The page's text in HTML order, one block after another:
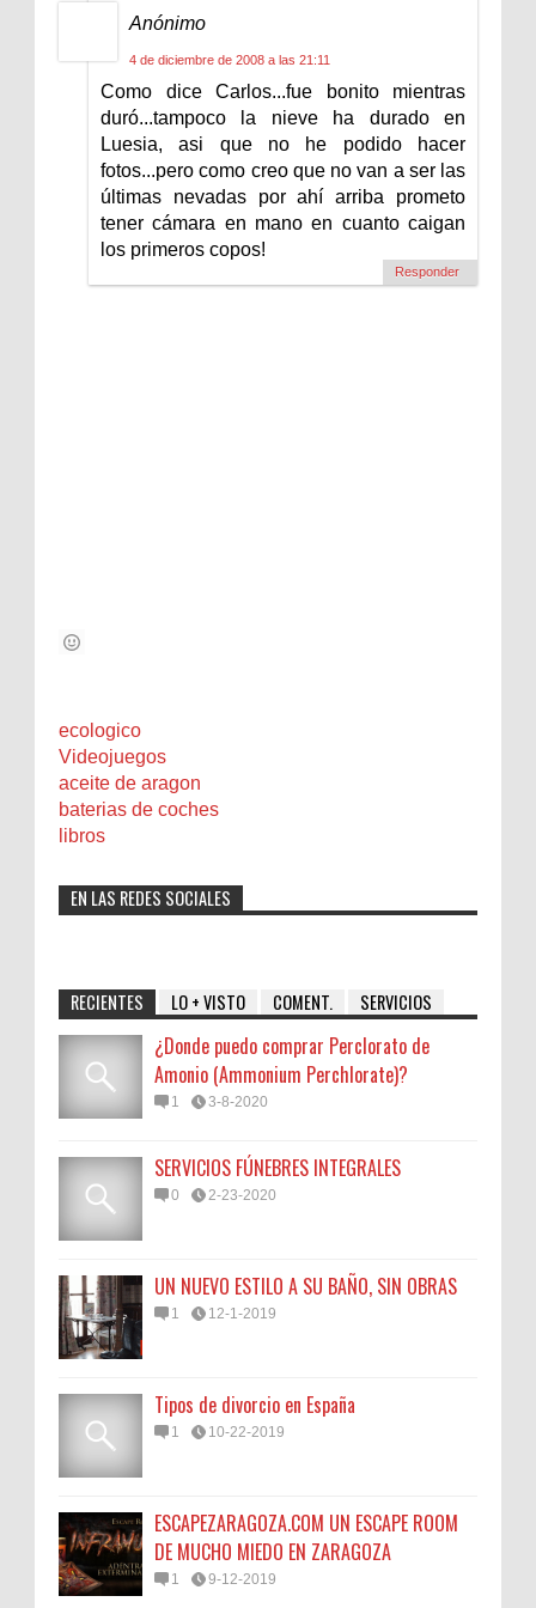
Anónimo
4 de diciembre de 2008 a las 21:11
Como dice Carlos...fue bonito mientras
duró...tampoco la nieve ha durado en
Luesia, asi que no he podido hacer
fotos...pero como creo que no van a ser las
últimas nevadas por ahí arriba prometo
tener cámara en mano en cuanto caigan
los primeros copos!
Responder
ecologico
Videojuegos
aceite de aragon
baterias de coches
libros
EN LAS REDES SOCIALES
RECIENTES LO + VISTO COMENT. SERVICIOS
¿Donde puedo comprar Perclorato de
Amonio (Ammonium Perchlorate)?
1 3-8-2020
SERVICIOS FÚNEBRES INTEGRALES
0 2-23-2020
UN NUEVO ESTILO A SU BAÑO, SIN OBRAS
1 12-1-2019
Tipos de divorcio en España
1 10-22-2019
ESCAPEZARAGOZA.COM UN ESCAPE ROOM
DE MUCHO MIEDO EN ZARAGOZA
1 9-12-2019